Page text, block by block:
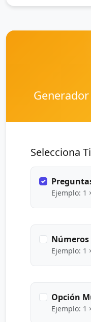
Selecciona
Ejemplo: 1 ×
Ejemplo: 1
Opción
Ejemplo: 1